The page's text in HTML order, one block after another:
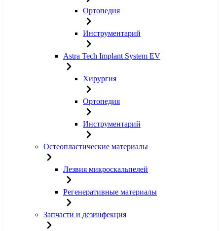
Ортопедия
Инструментарий
Astra Tech Implant System EV
Хирургия
Ортопедия
Инструментарий
Остеопластические материалы
Лезвия микроскальпелей
Регенеративные материалы
Запчасти и дезинфекция